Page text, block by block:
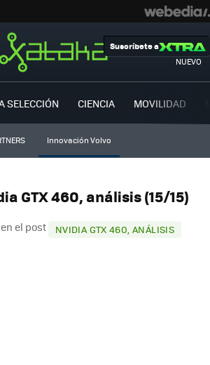
NUEVO
Suscríbete a
SELECCIÓN CIENCIA MOVILIDAD
Innovación Volvo
GTX 460, análisis (15/15)
el post NVIDIA GTX 460, ANÁLISIS